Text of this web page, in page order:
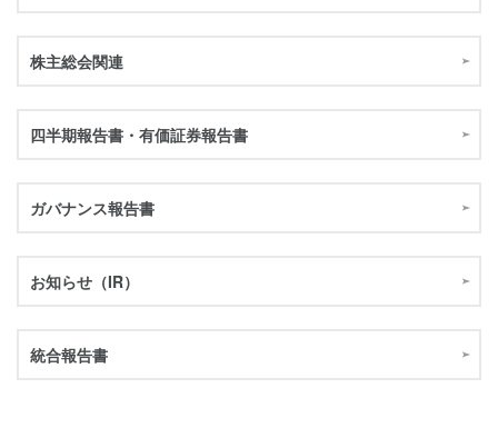
株主総会関連
四半期報告書・有価証券報告書
ガバナンス報告書
お知らせ（IR）
統合報告書